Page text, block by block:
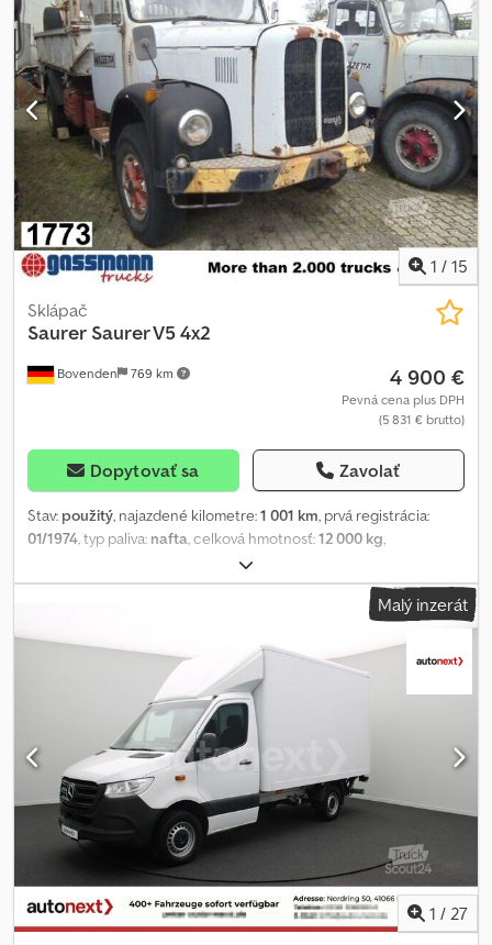
zariadenie , = Ďalšie možnosti a príslušenstvo = - Otáčkomer =
Ďalšie informácie = Technické informácie Počet valcov: 6 Objem
motora: 5 675 cm³ Veľkosť predných pneumatík: 12/50 R20
Codovcqbrjpfx Al Terf Hmotnosti Prevádzková hmotnosť: 4 423 kg
Nosnosť: 2 327 kg Celková povolená hmotnosť: 6 750 kg Interiér
Farba interiéru: čierna Životné prostredie Emisná trieda: Euro 0
Údržba, história a stav APK (Technická kontrola): Nové TÜV pri
dodaní Počet kľúčov: 2
1 / 15
Bovenden 769 km
Sklápač
Saurer Saurer V5 4x2
4 900 €
Pevná cena plus DPH
(5 831 € brutto)
Dopytovať sa Zavolať
Stav: použitý, najazdené kilometre:1 001 km, prvá registrácia:
01/1974 , typ paliva: nafta , celková hmotnosť:12 000 kg
sivý
prevodu:mechanický, zavesenie:oceľ, Miesto vozidla: Bovenden,
Nadstavba: veterán, pravostranné riadenie. Všetky údaje bez
vyhradený a chyby v texte vyhradené! Csdpfxjmx U Saj Al Tsrf
Malý inzerát
1 / 27